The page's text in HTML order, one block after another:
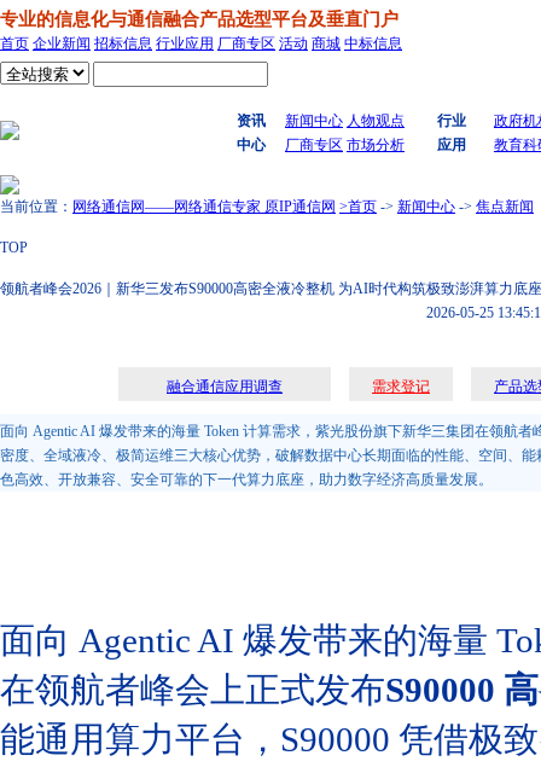
专业的信息化与通信融合产品选型平台及垂直门户
首页 企业新闻 招标信息 行业应用 厂商专区 活动 商城 中标信息
资讯
中心
新闻中心 人物观点
厂商专区 市场分析
行业
应用
政府
教育
当前位置： 网络通信网——网络通信专家 原IP通信网 >首页 -> 新闻中心 -> 焦点新闻
TOP
领航者峰会2026｜新华三发布S90000高密全液冷整机 为AI时代构筑极致澎湃算力底座
2026-05-25
融合通信应用调查 需求登记 产品选
面向 Agentic AI 爆发带来的海量 Token 计算需求，紫光股份旗下新华三集团在领航
密度、全域液冷、极简运维三大核心优势，破解数据中心长期面临的性能、空间、
色高效、开放兼容、安全可靠的下一代算力底座，助力数字经济高质量发展。
面向 Agentic AI 爆发带来的海量
在领航者峰会上正式发布S90000
能通用算力平台，S90000 凭借极